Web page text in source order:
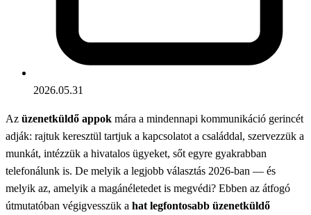
2026.05.31
Az üzenetküldő appok mára a mindennapi kommunikáció gerincét
adják: rajtuk keresztül tartjuk a kapcsolatot a családdal, szervezzük a
munkát, intézzük a hivatalos ügyeket, sőt egyre gyakrabban
telefonálunk is. De melyik a legjobb választás 2026-ban — és
melyik az, amelyik a magánéletedet is megvédi? Ebben az átfogó
útmutatóban végigvesszük a hat legfontosabb üzenetküldő